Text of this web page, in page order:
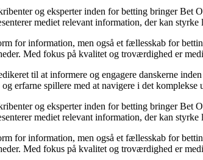
og eksperter inden for betting bringer Bet
mediet relevant information, der kan
for information, men også et fællesskab for
Med fokus på kvalitet og troværdighed er
til at informere og engagere danskerne
erfarne spillere med at navigere i det komplekse
og eksperter inden for betting bringer Bet
mediet relevant information, der kan
for information, men også et fællesskab for
Med fokus på kvalitet og troværdighed er